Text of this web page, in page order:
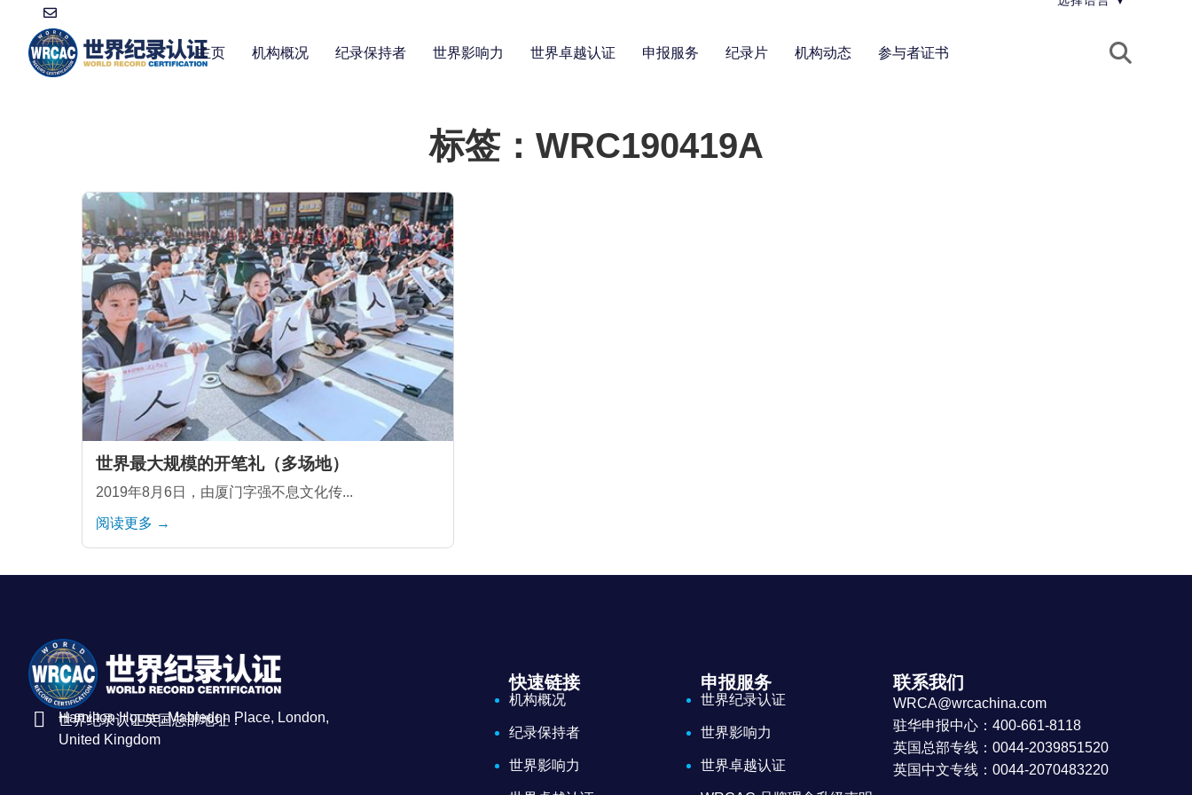
主页 机构概况 纪录保持者 世界影响力 世界卓越认证 申报服务 纪录片 机构动态 参与者证书
标签：WRC190419A
世界最大规模的开笔礼（多场地）
2019年8月6日，由厦门字强不息文化传...
阅读更多 →
世界纪录认证英国总部地址：
Hamilton House, Mabledon Place, London,
United Kingdom
快速链接
机构概况
纪录保持者
世界影响力
申报服务
世界纪录认证
世界影响力
世界卓越认证
联系我们
WRCA@wrcachina.com
驻华申报中心：400-661-8118
英国总部专线：0044-2039851520
英国中文专线：0044-2070483220